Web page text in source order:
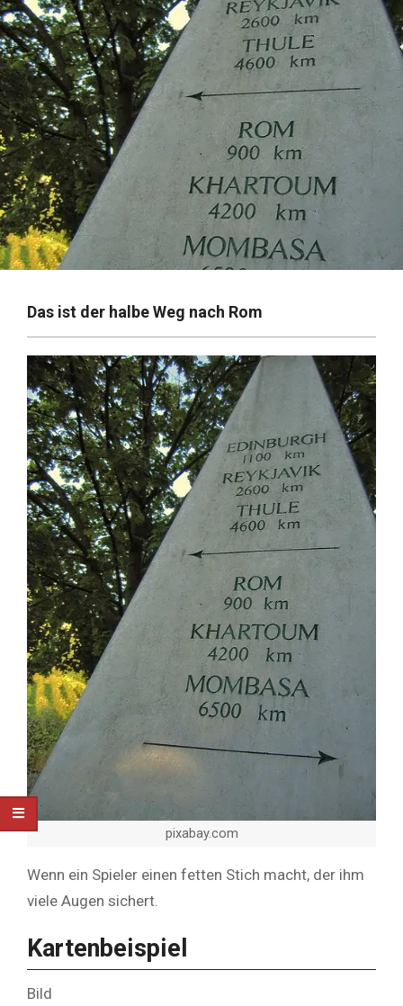
Das ist der halbe Weg nach Rom
pixabay.com
Wenn ein Spieler einen fetten Stich macht, der ihm
viele Augen sichert.
Kartenbeispiel
Bild